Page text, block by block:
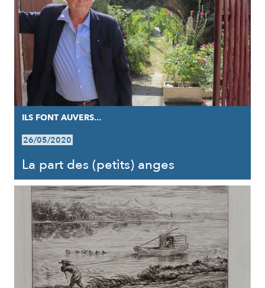
ILS FONT AUVERS...
26/05/2020
La part des (petits) anges